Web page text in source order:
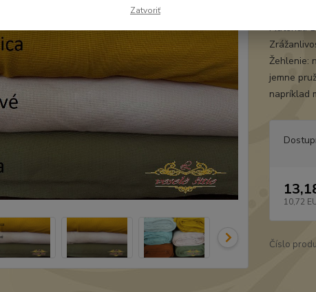
Materiál:
Žehlenie:
jemne
napríklad
10,72
Číslo
Zatvoriť